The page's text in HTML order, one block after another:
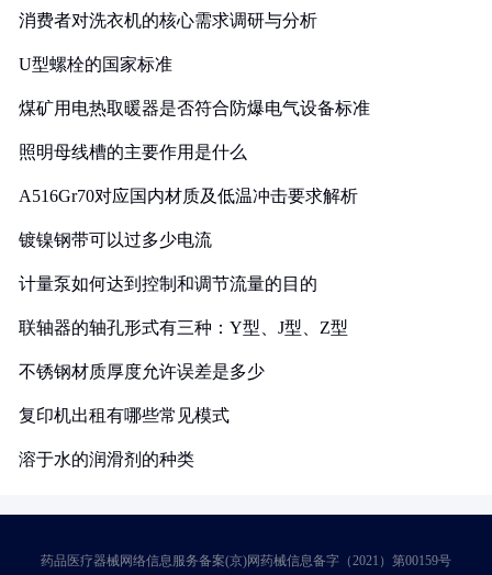
消费者对洗衣机的核心需求调研与分析
U型螺栓的国家标准
煤矿用电热取暖器是否符合防爆电气设备标准
照明母线槽的主要作用是什么
A516Gr70对应国内材质及低温冲击要求解析
镀镍钢带可以过多少电流
计量泵如何达到控制和调节流量的目的
联轴器的轴孔形式有三种：Y型、J型、Z型
不锈钢材质厚度允许误差是多少
复印机出租有哪些常见模式
溶于水的润滑剂的种类
药品医疗器械网络信息服务备案(京)网药械信息备字（2021）第00159号